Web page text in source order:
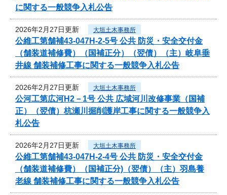
に関する一般競争入札公告
2026年2月27日更新 大垣土木事務所
公維工第舗補43-047H-2-5号 公共 防災・安全交付金
（舗装道補修費）（国補正分）（翌債）（主）岐阜垂
井線 舗装補修工事に関する一般競争入札公告
2026年2月27日更新 大垣土木事務所
公河工第広河H2－1号 公共 広域河川改修事業（国補
正）（翌債）杭瀬川掘削護岸工事に関する一般競争入
札公告
2026年2月27日更新 大垣土木事務所
公維工第舗補43-047H-2-4号 公共 防災・安全交付金
（舗装道補修費）（国補正分)（翌債）（主）羽島養
老線 舗装補修工事に関する一般競争入札公告